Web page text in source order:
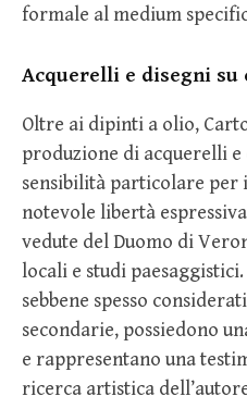
formale al medium
Acquerelli e disegni su
Oltre ai dipinti a olio,
produzione di acquerelli
sensibilità particolare per
notevole libertà
vedute del Duomo di
locali e studi
sebbene spesso
secondarie, possiedono
e rappresentano una
ricerca artistica